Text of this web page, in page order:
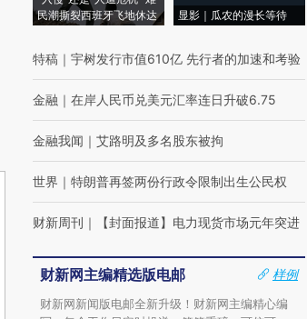
民潮撕裂西班牙飞地休达
显影｜瓜农的漫长等待
特稿 ｜ 宇树发行市值610亿 先行者的加速和考验
金融 ｜ 在岸人民币兑美元汇率连日升破6.75
金融我闻 ｜ 艾路明及多名股东被拘
世界 ｜ 特朗普再签两份行政令限制出生公民权
财新周刊 ｜ 【封面报道】电力现货市场元年突进
财新网主编精选版电邮
样例
财新网新闻版电邮全新升级！财新网主编精心编